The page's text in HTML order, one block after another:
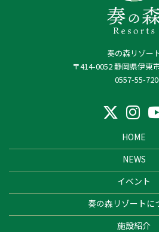
奏の森リゾー
〒414-0052 静岡県伊東
0557-55-
HOME
NEWS
イベント
奏の森リゾートに
施設紹介